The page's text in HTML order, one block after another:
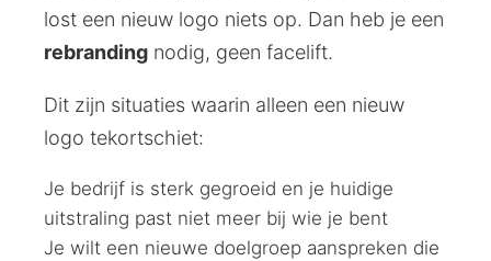
lost een nieuw logo niets op. Dan heb je een
rebranding nodig, geen facelift.
Dit zijn situaties waarin alleen een nieuw
logo tekortschiet:
Je bedrijf is sterk gegroeid en je huidige
uitstraling past niet meer bij wie je bent
Je wilt een nieuwe doelgroep aanspreken die